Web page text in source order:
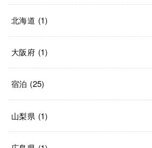
北海道 (1)
大阪府 (1)
宿泊 (25)
山梨県 (1)